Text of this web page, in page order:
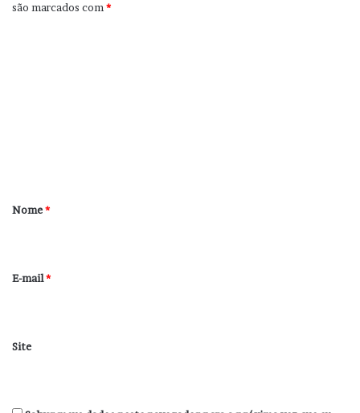
são marcados com*
r
*
Nome*
E-mail*
Site